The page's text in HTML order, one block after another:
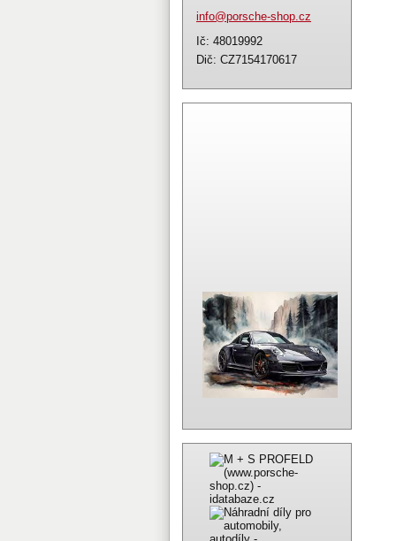
info@porsche-shop.cz
Ič: 48019992
Dič: CZ7154170617